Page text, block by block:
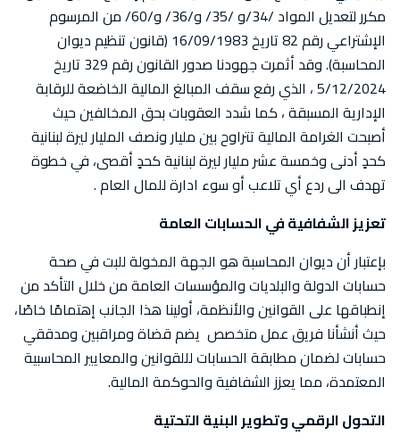
مكرر لتعديل المواد /34/و /35/ و/36/ و/60/ من المرسوم
الإشتراعي رقم 82 تاريخ 16/09/1983 (قانون تنظيم ديوان
المحاسبة). وقد أثمرت جهودنا صدور القانون رقم 329 تاريخ
5/12/2024 ، الذي رفع سقف المبالغ المالية الخاضعة للرقابة
الإدارية المسبقة ، كما شدد العقوبات بحق المخالفين حيث
أصبحت الغرامة المالية تتراوح بين مليار ونصف المليار ليرة لبنانية
كحدٍ أدنى وخمسة عشر مليار ليرة لبنانية كحدٍ أقصى، في خطوة
تهدف الى ردع أي تلاعب أو سوء ادارة للمال العام .
تعزيز الشفافية في الحسابات العامة
بإعتبار أن ديوان المحاسبة هو الجهة المخولة للبت في صحة
حسابات الدولة والبلديات والمؤسسات العامة من خلال التأكد من
إنطباقها على القوانين والأنظمة، أولينا هذا الجانب إهتمامًا خاصًا،
حيث أنشأنا فريق عمل متخصص يضم قضاة ومراقبين ومدققي
حسابات لضمان مطابقة الحسابات لللقوانين والمعايير المحاسبية
المعتمدة، مما يعزز الشفافية والحوكمة المالية.
التحول الرقمي وتطوير البنية التحتية